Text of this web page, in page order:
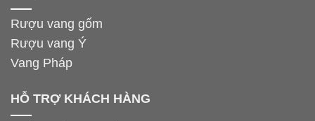
Rượu vang gốm
Rượu vang Ý
Vang Pháp
HỖ TRỢ KHÁCH HÀNG